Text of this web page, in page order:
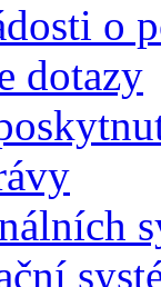
o
dotazy